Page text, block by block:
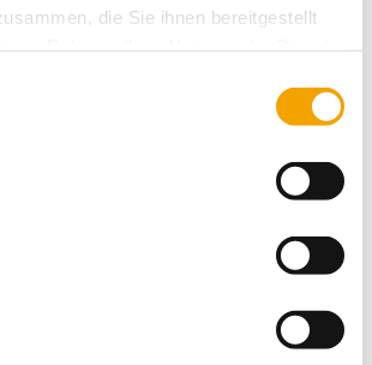
die Sie ihnen bereitgestellt
ca. 12 U/min.
/ Regenprogramm